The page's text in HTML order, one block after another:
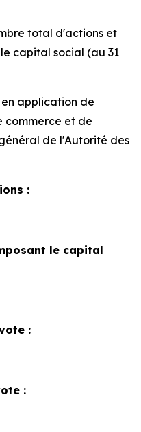
total d'actions et
capital social (au 31
application de
commerce et de
de l'Autorité des
:
le capital
:
: